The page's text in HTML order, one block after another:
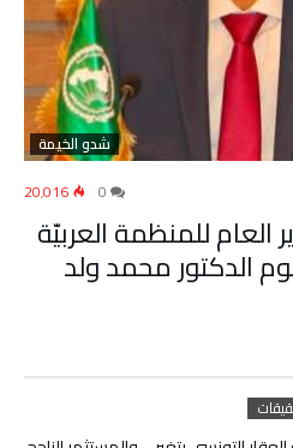
شدو الخيمة
20٬016
للمنظمة العربيّة
الدكتور محمد ولد